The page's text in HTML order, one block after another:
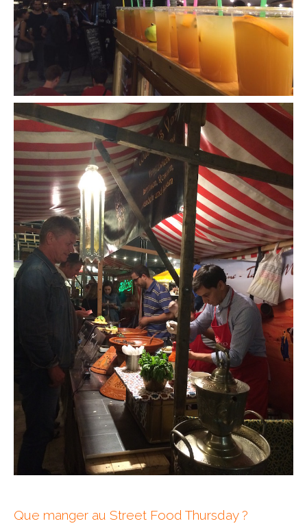
Lisbonne
Royaume-Uni
GUIDES FOOD
ALLEMAGNE
– Berlin
– Munich
BOLIVIE
– Sucre
CHILI
CHINE
– Beijing
– Guilin
– Xi’an
CORÉE DU SUD
– Séoul
DANEMARK
– Copenhague
– Nice
Que manger au Street Food Thursday ?